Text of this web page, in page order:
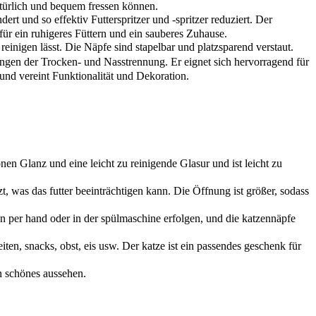
und bequem fressen können.
und so effektiv Futterspritzer und -spritzer reduziert. Der
ein ruhigeres Füttern und ein sauberes Zuhause.
lässt. Die Näpfe sind stapelbar und platzsparend verstaut.
der Trocken- und Nasstrennung. Er eignet sich hervorragend für
vereint Funktionalität und Dekoration.
Glanz und eine leicht zu reinigende Glasur und ist leicht zu
was das futter beeinträchtigen kann. Die Öffnung ist größer, sodass
hand oder in der spülmaschine erfolgen, und die katzennäpfe
snacks, obst, eis usw. Der katze ist ein passendes geschenk für
aussehen.